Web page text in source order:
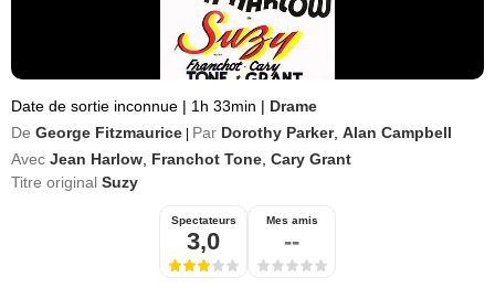
Date de sortie inconnue | 1h 33min | Drame
De George Fitzmaurice Par Dorothy Parker, Alan Campbell
Avec Jean Harlow Franchot Tone Cary Grant
Titre original Suzy
Spectateurs
3,0
Mes amis
--